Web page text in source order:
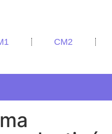
CM2